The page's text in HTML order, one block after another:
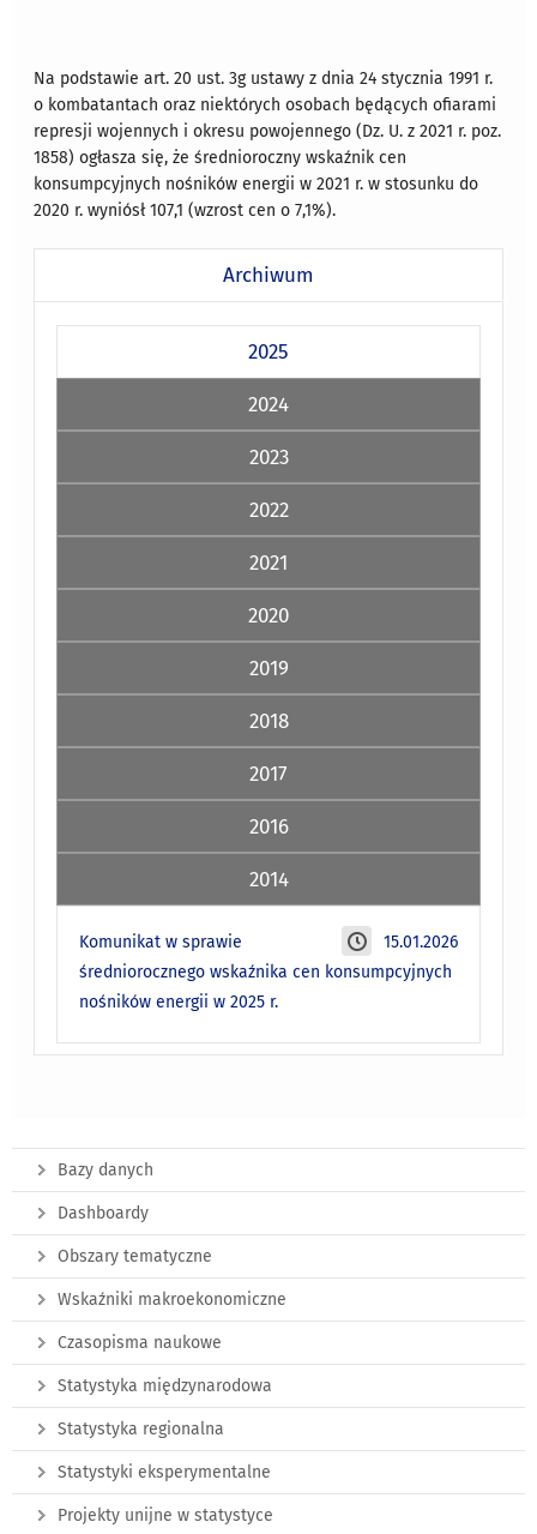
Na podstawie art. 20 ust. 3g ustawy z dnia 24 stycznia 1991 r.
o kombatantach oraz niektórych osobach będących ofiarami
represji wojennych i okresu powojennego (Dz. U. z 2021 r. poz.
1858) ogłasza się, że średnioroczny wskaźnik cen
konsumpcyjnych nośników energii w 2021 r. w stosunku do
2020 r. wyniósł 107,1 (wzrost cen o 7,1%).
Archiwum
2025
2024
2023
2022
2021
2020
2019
2018
2017
2016
2014
15.01.2026
Komunikat w sprawie
średniorocznego wskaźnika cen konsumpcyjnych
nośników energii w 2025 r.
Bazy danych
Dashboardy
Obszary tematyczne
Wskaźniki makroekonomiczne
Czasopisma naukowe
Statystyka międzynarodowa
Statystyka regionalna
Statystyki eksperymentalne
Projekty unijne w statystyce